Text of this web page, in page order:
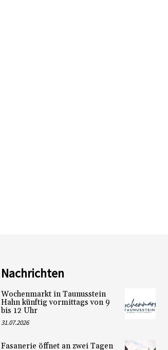
Nachrichten
Wochenmarkt in Taunusstein
Hahn künftig vormittags von 9
bis 12 Uhr
31.07.2026
Fasanerie öffnet an zwei Tagen